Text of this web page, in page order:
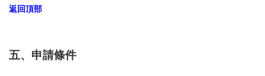
返回頂部
五、申請條件